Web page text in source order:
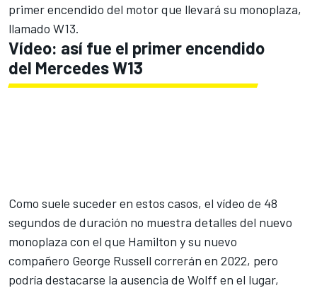
primer encendido del motor que llevará su monoplaza,
llamado W13.
Vídeo: así fue el primer encendido
del Mercedes W13
Como suele suceder en estos casos, el vídeo de 48
segundos de duración no muestra detalles del nuevo
monoplaza con el que Hamilton y su nuevo
compañero George Russell correrán en 2022, pero
podría destacarse la ausencia de Wolff en el lugar,